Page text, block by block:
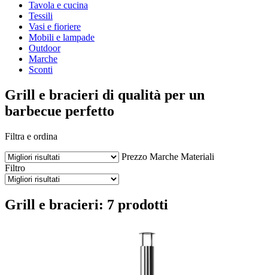
Tavola e cucina
Tessili
Vasi e fioriere
Mobili e lampade
Outdoor
Marche
Sconti
Grill e bracieri di qualità per un
barbecue perfetto
Filtra e ordina
Prezzo Marche Materiali
Filtro
Grill e bracieri: 7 prodotti